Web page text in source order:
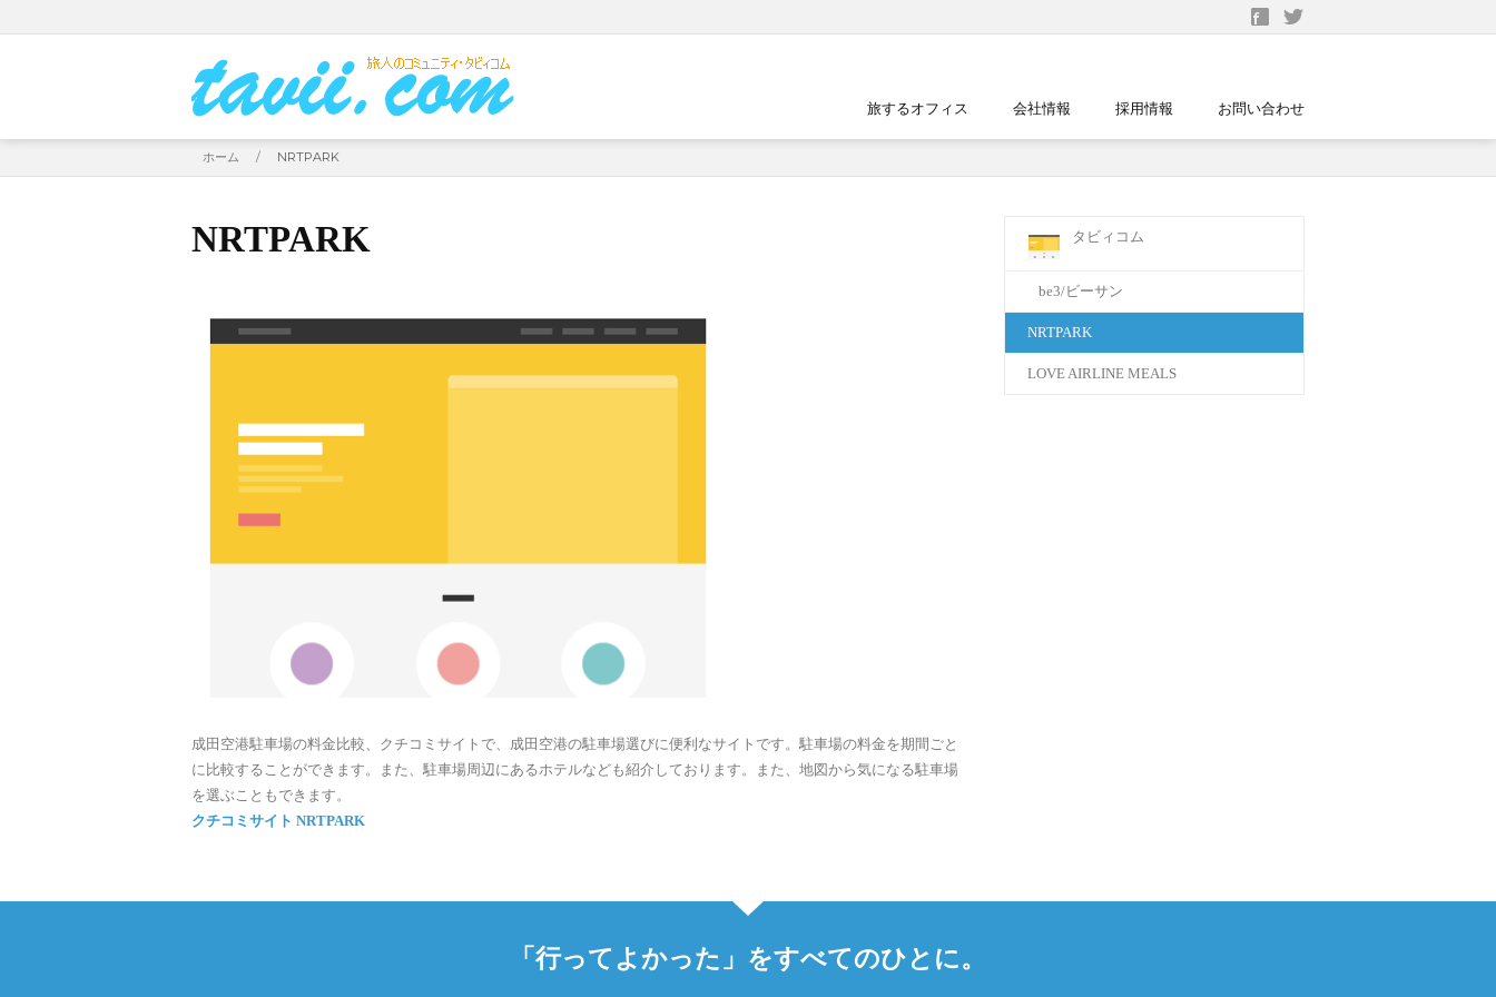
旅するオフィス 会社情報 採用情報 お問い合わせ
ホーム / NRTPARK
NRTPARK
成田空港駐車場の料金比較、クチコミサイトで、成田空港の駐車場選びに便利なサイトです。駐車場の料金を期間ごと
に比較することができます。また、駐車場周辺にあるホテルなども紹介しております。また、地図から気になる駐車場
を選ぶこともできます。
クチコミサイト NRTPARK
タビィコム
be3/ビーサン
NRTPARK
LOVE AIRLINE MEALS
「行ってよかった」をすべてのひとに。